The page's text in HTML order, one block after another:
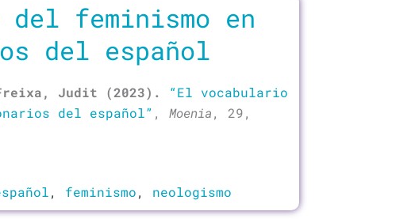
feminismo en
del español
Judit (2023). “El vocabulario
del español” , Moenia, 29,
, feminismo, neologismo